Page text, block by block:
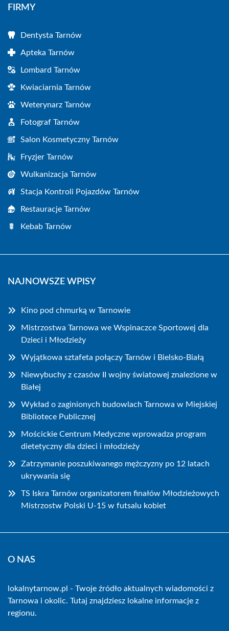
FIRMY
Dentysta Tarnów
Apteka Tarnów
Lombard Tarnów
Kwiaciarnia Tarnów
Weterynarz Tarnów
Fotograf Tarnów
Salon Kosmetyczny Tarnów
Fryzjer Tarnów
Wulkanizacja Tarnów
Stacja Kontroli Pojazdów Tarnów
Restauracje Tarnów
Kebab Tarnów
NAJNOWSZE WPISY
Kino pod chmurką w Tarnowie
Mistrzostwa Tarnowa we Wspinaczce Sportowej dla
Dzieci i Młodzieży
Wyjątkowa sztafeta połączy Tarnów i Bielsko-Białą
Niewybuchy z czasów II wojny światowej znalezione w
Białej
Wykład o zaginionych budowlach Tarnowa w Miejskiej
Bibliotece Publicznej
Mościckie Centrum Medyczne wprowadza program
dietetyczny dla dzieci i młodzieży
Zatrzymanie poszukiwanego mężczyzny po 12 latach
ukrywania się
TS Iskra Tarnów organizatorem finałów Młodzieżowych
Mistrzostw Polski U-15 w futsalu kobiet
O NAS
lokalnytarnow.pl - Twoje źródło aktualnych wiadomości z
Tarnowa i okolic. Tutaj znajdziesz lokalne informacje z
regionu.